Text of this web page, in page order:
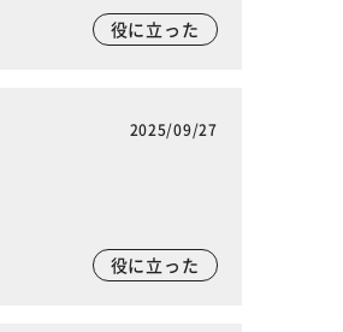
役に立った
2025/09/27
役に立った